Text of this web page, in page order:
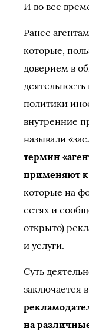
И во все
Ранее
которые,
доверием в
политики
внутренние
называли
термин
применяют к
которые на
сетях и
открыто)
и услуги.
Суть
заключается
на